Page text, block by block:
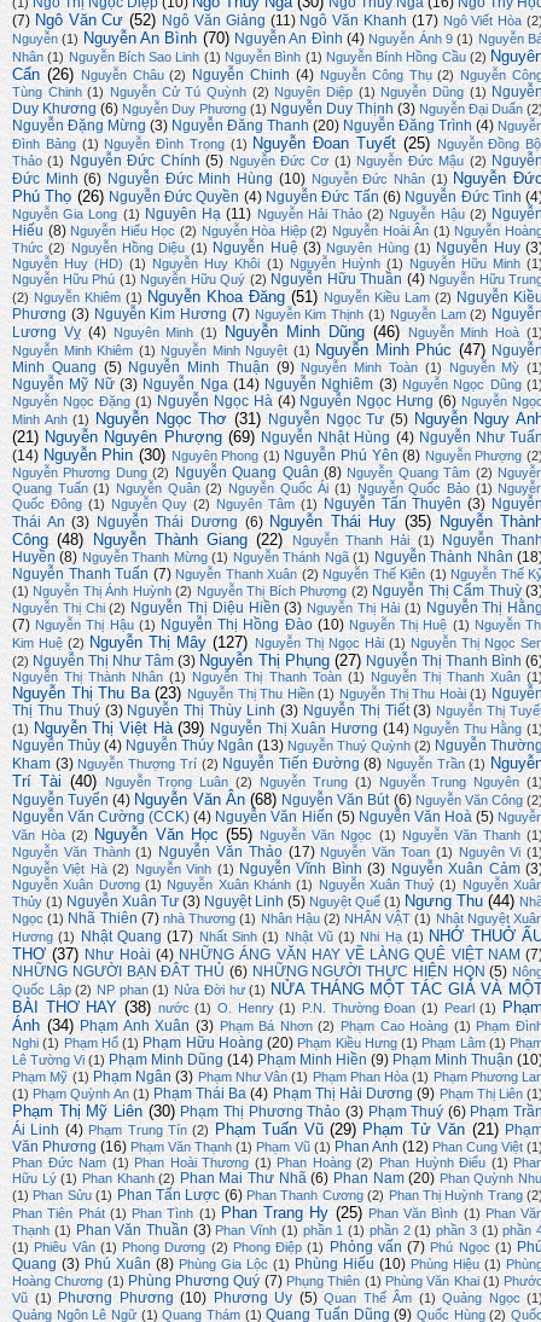
(1)
(7) Ngô Văn Cư (52) Ngô Văn Giảng (11) Ngô Văn Khanh (17) Ngô Viết Hòa
Nguyễn (1) Nguyễn An Bình (70) Nguyễn An Đình (4) Nguyễn Ánh 9 (1) Nguyễn
Nhân (1) Nguyễn Bích Sao Linh (1) Nguyễn Bình (1) Nguyễn Bính Hồng Cầu (2)
Cẩn (26) Nguyễn Châu (2) Nguyễn Chinh (4) Nguyễn Công Thụ (2) Nguyễn
Tùng Chinh (1) Nguyễn Cử Tú Quỳnh (2) Nguyên Diệp (1) Nguyễn Dũng (1)
Duy Khương (6) Nguyễn Duy Phương (1) Nguyễn Duy Thịnh (3) Nguyễn Đại Duẩn
Nguyễn Đặng Mừng (3) Nguyễn Đăng Thanh (20) Nguyễn Đăng Trình (4)
Đình Bảng (1) Nguyễn Đình Trọng (1) Nguyễn Đoan Tuyết (25)
Nguyễn Đồng
Thảo (1) Nguyễn Đức Chính (5) Nguyễn Đức Cơ (1) Nguyễn Đức Mậu (2)
Đức Minh (6) Nguyễn Đức Minh Hùng (10) Nguyễn Đức Nhân (1) Nguyễn
Phú Thọ (26) Nguyễn Đức Quyền (4) Nguyễn Đức Tấn (6) Nguyễn Đức Tình
Nguyễn Gia Long (1) Nguyên Hạ (11) Nguyễn Hải Thảo (2) Nguyễn Hậu (2)
Hiếu (8) Nguyễn Hiếu Học (2) Nguyễn Hòa Hiệp (2) Nguyễn Hoài Ân (1) Nguyễn
Thức (2) Nguyễn Hồng Diệu (1) Nguyễn Huệ (3) Nguyên Hùng (1) Nguyễn Huy
Nguyễn Huy (HD) (1) Nguyễn Huy Khôi (1) Nguyễn Huỳnh (1) Nguyễn Hữu Minh
Nguyễn Hữu Phú (1) Nguyễn Hữu Quý (2) Nguyễn Hữu Thuần (4) Nguyễn Hữu
(2) Nguyễn Khiêm (1) Nguyễn Khoa Đăng (51) Nguyễn Kiều Lam (2) Nguyễn
Phương (3) Nguyễn Kim Hương (7) Nguyễn Kim Thịnh (1) Nguyễn Lam (2)
Lương Vỵ (4) Nguyên Minh (1) Nguyễn Minh Dũng (46) Nguyễn Minh Hoà
Nguyễn Minh Khiêm (1) Nguyễn Minh Nguyệt (1) Nguyễn Minh Phúc (47)
Minh Quang (5) Nguyễn Minh Thuận (9) Nguyễn Minh Toàn (1) Nguyễn Mỳ
Nguyễn Mỹ Nữ (3) Nguyễn Nga (14) Nguyễn Nghiêm (3) Nguyễn Ngọc Dũng
Nguyễn Ngọc Đặng (1) Nguyễn Ngọc Hà (4) Nguyễn Ngọc Hưng (6) Nguyễn
Minh Anh (1) Nguyễn Ngọc Thơ (31) Nguyễn Ngọc Tư (5) Nguyễn Nguy
(21) Nguyễn Nguyên Phượng (69) Nguyễn Nhật Hùng (4) Nguyễn Như
(14) Nguyễn Phin (30) Nguyên Phong (1) Nguyễn Phú Yên (8) Nguyễn Phượng
Nguyễn Phương Dung (2) Nguyễn Quang Quân (8) Nguyễn Quang Tâm (2)
Quang Tuấn (1) Nguyễn Quân (2) Nguyễn Quốc Ái (1) Nguyễn Quốc Bảo (1)
Quốc Đông (1) Nguyễn Quy (2) Nguyên Tâm (1) Nguyễn Tấn Thuyên (3)
Thái An (3) Nguyễn Thái Dương (6) Nguyễn Thái Huy (35)
Nguyễn
Công (48) Nguyễn Thành Giang (22) Nguyễn Thanh Hải (1)
Nguyễn
Huyền (8) Nguyễn Thanh Mừng (1) Nguyễn Thánh Ngã (1) Nguyễn Thành Nhân
Nguyễn Thanh Tuấn (7) Nguyễn Thanh Xuân (2) Nguyễn Thế Kiên (1) Nguyễn Thế
(1) Nguyễn Thị Ánh Huỳnh (2) Nguyễn Thị Bích Phượng (2) Nguyễn Thị Cẩm Thuỳ
Nguyễn Thị Chi (2) Nguyễn Thị Diệu Hiền (3) Nguyễn Thị Hải (1) Nguyễn Thị
(7) Nguyễn Thị Hậu (1) Nguyễn Thị Hồng Đào (10) Nguyễn Thị Huệ (1) Nguyễn
Kim Huệ (2) Nguyễn Thị Mây (127) Nguyễn Thị Ngọc Hải (1) Nguyễn Thị Ngọc
(2) Nguyễn Thị Như Tâm (3) Nguyễn Thị Phụng (27) Nguyễn Thị Thanh Bình
Nguyễn Thị Thành Nhân (1) Nguyễn Thị Thanh Toàn (1) Nguyễn Thị Thanh Xuân
Nguyễn Thị Thu Ba (23) Nguyễn Thị Thu Hiền (1) Nguyễn Thị Thu Hoài (1)
Thị Thu Thuý (3) Nguyễn Thị Thùy Linh (3) Nguyễn Thị Tiết (3) Nguyễn Thị
(1) Nguyễn Thị Việt Hà (39) Nguyễn Thị Xuân Hương (14) Nguyễn Thu Hằng
Nguyễn Thủy (4) Nguyễn Thúy Ngân (13) Nguyễn Thuý Quỳnh (2) Nguyễn
Kham (3) Nguyễn Thượng Trí (2) Nguyễn Tiến Đường (8) Nguyễn Trần (1)
Trí Tài (40) Nguyễn Trọng Luân (2) Nguyễn Trung (1) Nguyễn Trung Nguyên
Nguyễn Tuyển (4) Nguyễn Văn Ân (68) Nguyễn Văn Bút (6) Nguyễn Văn Công
Nguyễn Văn Cường (CCK) (4) Nguyễn Văn Hiến (5) Nguyễn Văn Hoà (5)
Văn Hòa (2) Nguyễn Văn Học (55) Nguyễn Văn Ngọc (1) Nguyễn Văn Thanh
Nguyễn Văn Thành (1) Nguyễn Văn Thảo (17) Nguyễn Văn Toan (1) Nguyên Vi
Nguyễn Việt Hà (2) Nguyễn Vinh (1) Nguyễn Vĩnh Bình (3) Nguyễn Xuân Cảm
Nguyễn Xuân Dương (1) Nguyễn Xuân Khánh (1) Nguyễn Xuân Thuỷ (1) Nguyễn
Thủy (1) Nguyễn Xuân Tư (3) Nguyệt Linh (5) Nguyệt Quế (1) Ngưng Thu (44)
Ngọc (1) Nhã Thiên (7) nhà Thương (1) Nhân Hậu (2) NHÂN VẬT (1) Nhật Nguyệt
Hương (1) Nhật Quang (17) Nhất Sinh (1) Nhật Vũ (1) Nhi Hạ (1) NHỚ THUỞ
THƠ (37) Như Hoài (4) NHỮNG ÁNG VĂN HAY VỀ LÀNG QUÊ VIỆT NAM
NHỮNG NGƯỜI BẠN ĐÂT THỦ (6) NHỮNG NGƯỜI THỰC HIỆN HQN (5)
Quốc Lập (2) NP phan (1) Nửa Đời hư (1) NỬA THÁNG MỘT TÁC GIẢ VÀ
BÀI THƠ HAY (38) nước (1) O. Henry (1) P.N. Thường Đoan (1) Pearl (1)
Ánh (34) Phạm Anh Xuân (3) Phạm Bá Nhơn (2) Phạm Cao Hoàng (1) Phạm
Nghi (1) Phạm Hổ (1) Phạm Hữu Hoàng (20) Phạm Kiều Hưng (1) Phạm Lâm (1)
Lê Tường Vi (1) Phạm Minh Dũng (14) Phạm Minh Hiền (9) Phạm Minh Thuận
Phạm Mỹ (1) Phạm Ngân (3) Phạm Như Vân (1) Phạm Phan Hòa (1) Phạm Phương
(1) Phạm Quỳnh An (1) Phạm Thái Ba (4) Phạm Thị Hải Dương (9) Phạm Thị Liên
Phạm Thị Mỹ Liên (30) Phạm Thị Phương Thảo (3) Phạm Thuý (6) Phạm
Ái Linh (4) Phạm Trung Tín (2) Phạm Tuấn Vũ (29) Phạm Tử Văn (21)
Văn Phương (16) Phạm Văn Thạnh (1) Phạm Vũ (1) Phan Anh (12) Phan Cung Việt
Phan Đức Nam (1) Phan Hoài Thương (1) Phan Hoàng (2) Phan Huỳnh Điểu (1)
Hữu Lý (1) Phan Khanh (2) Phan Mai Thư Nhã (6) Phan Nam (20) Phan Quỳnh
(1) Phan Sửu (1) Phan Tấn Lược (6) Phan Thanh Cương (2) Phan Thị Huỳnh Trang
Phan Tiên Phát (1) Phan Tình (1) Phan Trang Hy (25) Phan Văn Bình (1) Phan
Thạnh (1) Phan Văn Thuần (3) Phan Vĩnh (1) phần 1 (1) phần 2 (1) phần 3 (1) phần
(1) Phiêu Vân (1) Phong Dương (2) Phong Điệp (1) Phỏng vấn (7) Phú Ngọc (1)
Quang (3) Phú Xuân (8) Phùng Gia Lộc (1) Phùng Hiếu (10) Phùng Hiệu (1)
Hoàng Chương (1) Phùng Phương Quý (7) Phụng Thiên (1) Phùng Văn Khai (1)
Vũ (1) Phương Phương (10) Phương Uy (5) Quan Thế Âm (1) Quảng Ngọc
Quảng Ngôn Lê Ngữ (1) Quang Thám (1) Quang Tuấn Dũng (9) Quốc Hùng (2)